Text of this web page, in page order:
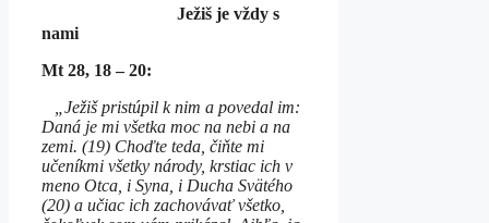
Ježiš je vždy s
nami
Mt 28, 18 – 20:
„Ježiš pristúpil k nim a povedal im:
Daná je mi všetka moc na nebi a na
zemi. (19) Choďte teda, čiňte mi
učeníkmi všetky národy, krstiac ich v
meno Otca, i Syna, i Ducha Svätého
(20) a učiac ich zachovávať všetko,